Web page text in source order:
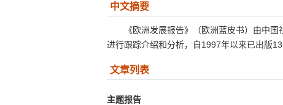
中文摘要
《欧洲发展报告》（欧洲蓝皮书）由中
进行跟踪介绍和分析，自1997年以来已出版
文章列表
主题报告